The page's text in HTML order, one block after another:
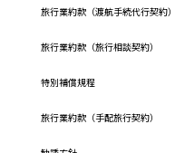
旅行業約款（渡航手続代行契約）
旅行業約款（旅行相談契約）
特別補償規程
旅行業約款（手配旅行契約）